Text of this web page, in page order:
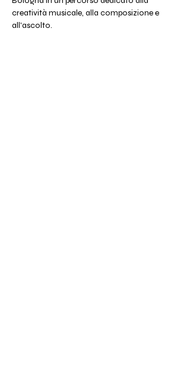
creatività musicale, alla composizione e
all'ascolto.